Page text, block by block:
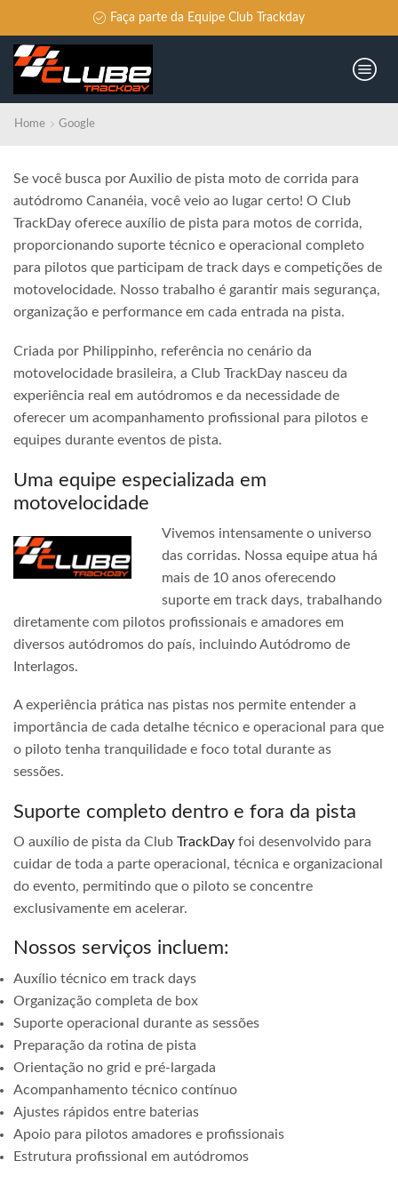
Faça parte da Equipe Club Trackday
Home Google
Se você busca por Auxilio de pista moto de corrida para
autódromo Cananéia, você veio ao lugar certo! O Club
TrackDay oferece auxílio de pista para motos de corrida,
proporcionando suporte técnico e operacional completo
para pilotos que participam de track days e competições de
motovelocidade. Nosso trabalho é garantir mais segurança,
organização e performance em cada entrada na pista.
Criada por Philippinho, referência no cenário da
motovelocidade brasileira, a Club TrackDay nasceu da
experiência real em autódromos e da necessidade de
oferecer um acompanhamento profissional para pilotos e
equipes durante eventos de pista.
Uma equipe especializada em
motovelocidade
Vivemos intensamente o universo
das corridas. Nossa equipe atua há
mais de 10 anos oferecendo
suporte em track days, trabalhando
diretamente com pilotos profissionais e amadores em
diversos autódromos do país, incluindo Autódromo de
Interlagos.
A experiência prática nas pistas nos permite entender a
importância de cada detalhe técnico e operacional para que
o piloto tenha tranquilidade e foco total durante as
sessões.
Suporte completo dentro e fora da pista
O auxílio de pista da Club TrackDay foi desenvolvido para
cuidar de toda a parte operacional, técnica e organizacional
do evento, permitindo que o piloto se concentre
exclusivamente em acelerar.
Nossos serviços incluem:
Auxílio técnico em track days
Organização completa de box
Suporte operacional durante as sessões
Preparação da rotina de pista
Orientação no grid e pré-largada
Acompanhamento técnico contínuo
Ajustes rápidos entre baterias
Apoio para pilotos amadores e profissionais
Estrutura profissional em autódromos